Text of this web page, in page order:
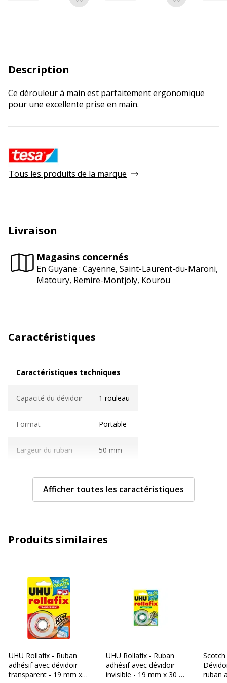
Description
Ce dérouleur à main est parfaitement ergonomique
pour une excellente prise en main.
Tous les produits de la marque
Livraison
Magasins concernés
En Guyane : Cayenne, Saint-Laurent-du-Maroni,
Matoury, Remire-Montjoly, Kourou
Caractéristiques
Caractéristiques techniques
Capacité du dévidoir 1 rouleau
Format Portable
Largeur du ruban 50 mm
Longueur du ruban 66 m
Caractéristiques générales
Quantité incluse
Données d'identification
Données d'identification
Code barre maitre
Marque Tesa
Afficher toutes les caractéristiques
Produits similaires
UHU Rollafix - Ruban
adhésif avec dévidoir -
transparent - 19 mm x
UHU Rollafix - Ruban
adhésif avec dévidoir -
invisible - 19 mm x 30 m
ruban